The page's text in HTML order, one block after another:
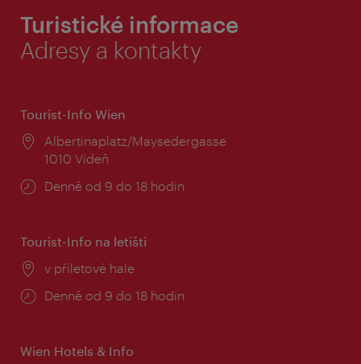
Turistické informace
Adresy a kontakty
Tourist-Info Wien
Místo:
Albertinaplatz/Maysedergasse
1010 Vídeň
Provozní
Denně od 9 do 18 hodin
Tourist-Info na letišti
Místo:
v příletové hale
Provozní
Denně od 9 do 18 hodin
Wien Hotels & Info